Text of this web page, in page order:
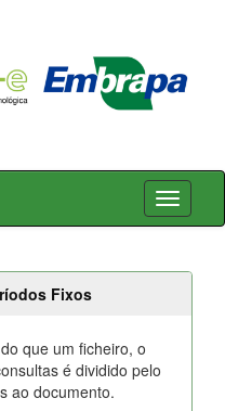
Fixos
que um ficheiro, o
é dividido pelo
ao documento.